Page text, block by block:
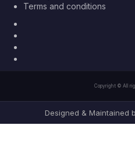
Terms and conditions
Copyright © All
Designed & Maintained